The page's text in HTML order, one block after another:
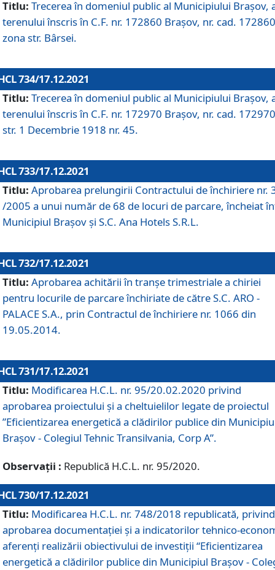
Titlu: Trecerea în domeniul public al Municipiului Braşov,
terenului înscris în C.F. nr. 172860 Brașov, nr. cad.
zona str. Bârsei.
734/17.12.2021
Titlu: Trecerea în domeniul public al Municipiului Braşov,
terenului înscris în C.F. nr. 172970 Brașov, nr. cad.
str. 1 Decembrie 1918 nr. 45.
733/17.12.2021
Titlu: Aprobarea prelungirii Contractului de închiriere nr.
/2005 a unui număr de 68 de locuri de parcare, încheiat
Municipiul Braşov şi S.C. Ana Hotels S.R.L.
732/17.12.2021
Titlu: Aprobarea achitării în tranșe trimestriale a chiriei
pentru locurile de parcare închiriate de către S.C. ARO -
PALACE S.A., prin Contractul de închiriere nr. 1066 din
19.05.2014.
731/17.12.2021
Titlu: Modificarea H.C.L. nr. 95/20.02.2020 privind
aprobarea proiectului și a cheltuielilor legate de proiectul
”Eficientizarea energetică a clădirilor publice din
Brașov - Colegiul Tehnic Transilvania, Corp A”.
Observații : Republică H.C.L. nr. 95/2020.
730/17.12.2021
Titlu: Modificarea H.C.L. nr. 748/2018 republicată, privind
aprobarea documentației și a indicatorilor tehnico-
aferenți realizării obiectivului de investiții “Eficientizarea
energetică a clădirilor publice din Municipiul Brașov -